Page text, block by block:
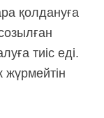
қолдануға
тиіс еді.